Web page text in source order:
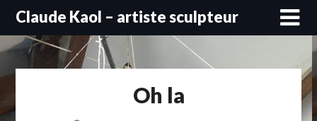
Skip
content
Claude Kaol – artiste sculpteur
Oh la